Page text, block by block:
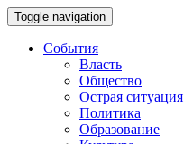
Toggle navigation
События
Власть
Общество
Острая ситуация
Политика
Образование